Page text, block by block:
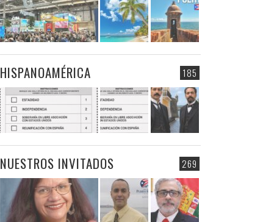
185
HISPANOAMÉRICA
269
NUESTROS INVITADOS